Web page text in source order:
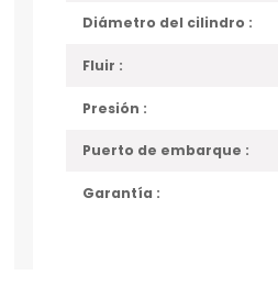
Diámetro del cilindro :
Fluir :
Presión :
Puerto de embarque :
Garantía :